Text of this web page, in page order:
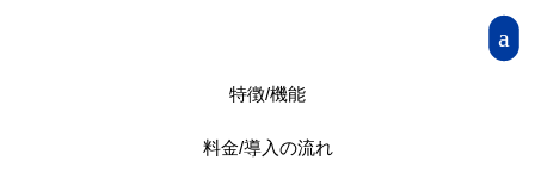
a
特徴/機能
料金/導入の流れ